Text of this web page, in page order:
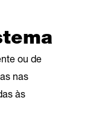
ou de
nas
às